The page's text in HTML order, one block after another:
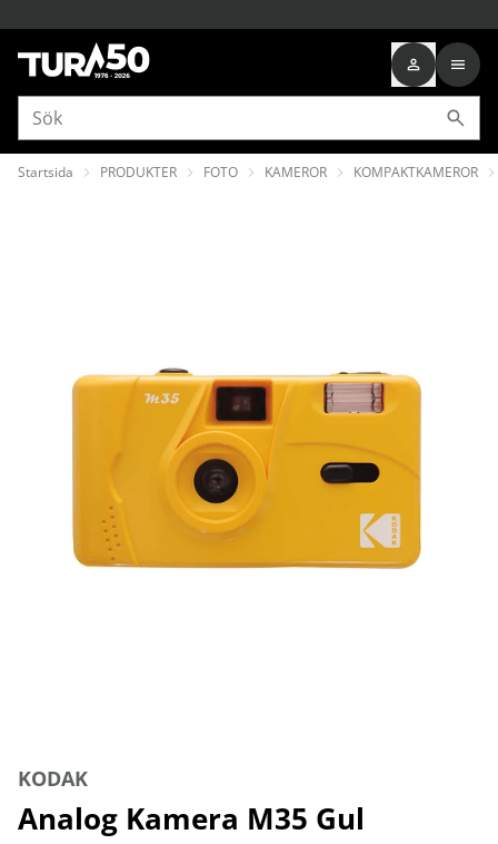
Startsida PRODUKTER FOTO KAMEROR KOMPAKTKAMEROR
KODAK
Analog Kamera M35 Gul